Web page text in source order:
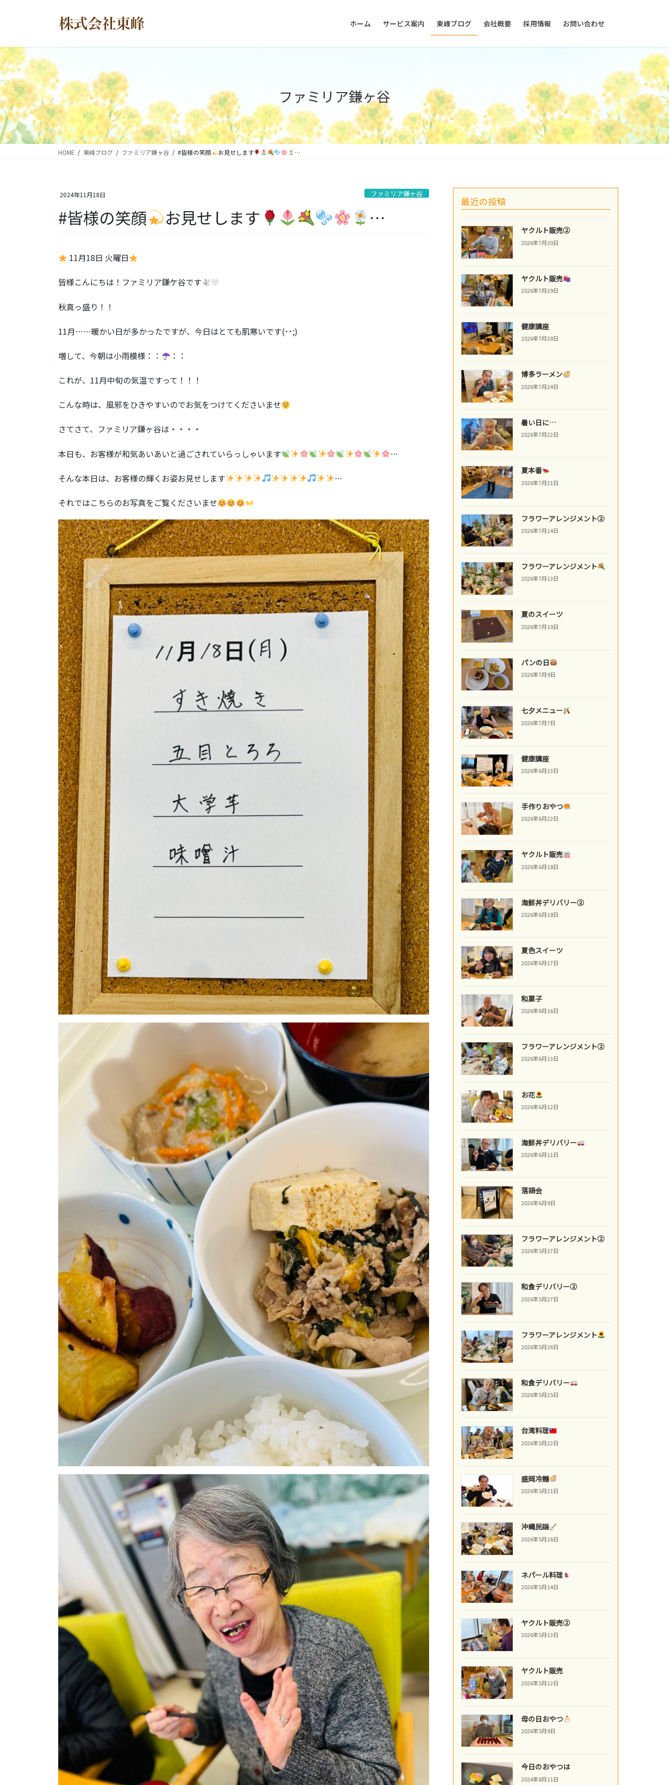
ツ
に
移
動
シ
ョ
ン
に
移
動
ホーム サービス案内 東峰ブログ 会社概要 採用情報 お問い合わせ
ファミリア鎌ヶ谷
HOME 東峰ブログ ファミリア鎌ヶ谷 #皆様の笑顔 お見せします …
2024年11月18日 ファミリア鎌ヶ谷
#皆様の笑顔 お見せします …
11月18日 火曜日
皆様こんにちは！ファミリア鎌ケ谷です
秋真っ盛り！！
11月……暖かい日が多かったですが、今日はとても肌寒いです(･･;)
増して、今朝は小雨模様：： ：：
これが、11月中旬の気温ですって！！！
こんな時は、風邪をひきやすいのでお気をつけてくださいませ
さてさて、ファミリア鎌ヶ谷は・・・・
本日も、お客様が和気あいあいと過ごされていらっしゃいます …
そんな本日は、お客様の輝くお姿お見せします …
それではこちらのお写真をご覧くださいませ
最近の投稿
ヤクルト販売②
2026年7月30日
ヤクルト販売
2026年7月29日
健康講座
2026年7月28日
博多ラーメン
2026年7月24日
暑い日に…
2026年7月22日
夏本番
2026年7月21日
フラワーアレンジメント②
2026年7月14日
フラワーアレンジメント
2026年7月13日
夏のスイーツ
2026年7月10日
パンの日
2026年7月9日
七夕メニュー
2026年7月7日
健康講座
2026年6月23日
手作りおやつ
2026年6月22日
ヤクルト販売
2026年6月18日
海鮮丼デリバリー②
2026年6月18日
夏色スイーツ
2026年6月17日
和菓子
2026年6月16日
フラワーアレンジメント②
2026年6月13日
お花
2026年6月12日
海鮮丼デリバリー
2026年6月11日
落語会
2026年6月9日
フラワーアレンジメント②
2026年5月27日
和食デリバリー②
2026年5月27日
フラワーアレンジメント
2026年5月26日
和食デリバリー
2026年5月25日
台湾料理
2026年5月22日
盛岡冷麺
2026年5月21日
沖縄民謡
2026年5月16日
ネパール料理
2026年5月14日
ヤクルト販売②
2026年5月13日
ヤクルト販売
2026年5月12日
母の日おやつ
2026年5月9日
今日のおやつは
2024年8月11日